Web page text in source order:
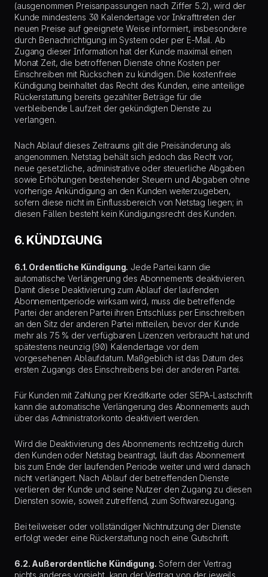
(ausgenommen Preisanpassungen nach Ziffer 5.2), wird der
Kunde mindestens 30 Kalendertage vor Inkrafttreten der
neuen Preise auf geeignete Weise informiert, insbesondere
durch Benachrichtigung im System oder per E-Mail. Ab
Zugang dieser Information hat der Kunde maximal einen
Monat Zeit, die betroffenen Dienste ohne Kosten per
Einschreiben mit Rückschein zu kündigen. Die kostenfreie
Kündigung beinhaltet das Recht des Kunden, eine anteilige
Rückerstattung bereits gezahlter Beträge für die
verbleibende Laufzeit der gekündigten Dienste zu
verlangen.
Nach Ablauf dieses Zeitraums gilt die Preisänderung als
angenommen. Netstag behält sich jedoch das Recht vor,
neue gesetzliche, administrative oder steuerliche Abgaben
sowie Erhöhungen bestehender Steuern und Abgaben ohne
vorherige Ankündigung an den Kunden weiterzugeben,
sofern diese nicht im Einflussbereich von Netstag liegen; in
diesen Fällen besteht kein Kündigungsrecht des Kunden.
6. KÜNDIGUNG
6.1. Ordentliche Kündigung. Jede Partei kann die
automatische Verlängerung des Abonnements deaktivieren.
Damit diese Deaktivierung zum Ablauf der laufenden
Abonnementperiode wirksam wird, muss die betreffende
Partei der anderen Partei ihren Entschluss per Einschreiben
an den Sitz der anderen Partei mitteilen, bevor der Kunde
mehr als 75 % der verfügbaren Lizenzen verbraucht hat und
spätestens neunzig (90) Kalendertage vor dem
vorgesehenen Ablaufdatum. Maßgeblich ist das Datum des
ersten Zugangs des Einschreibens bei der anderen Partei.
Für Kunden mit Zahlung per Kreditkarte oder SEPA-Lastschrift
kann die automatische Verlängerung des Abonnements auch
über das Administratorkonto deaktiviert werden.
Wird die Deaktivierung des Abonnements rechtzeitig durch
den Kunden oder Netstag beantragt, läuft das Abonnement
bis zum Ende der laufenden Periode weiter und wird danach
nicht verlängert. Nach Ablauf der betreffenden Dienste
verlieren der Kunde und seine Nutzer den Zugang zu diesen
Diensten sowie, soweit zutreffend, zum Softwarezugang.
Bei teilweiser oder vollständiger Nichtnutzung der Dienste
erfolgt weder eine Rückerstattung noch eine Gutschrift.
6.2. Außerordentliche Kündigung. Sofern der Vertrag
nichts anderes vorsieht, kann der Vertrag von der jeweils